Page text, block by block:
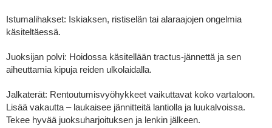
Istumalihakset: Iskiaksen, ristiselän tai alaraajojen ongelmia
käsiteltäessä.
Juoksijan polvi: Hoidossa käsitellään tractus-jännettä ja sen
aiheuttamia kipuja reiden ulkolaidalla.
Jalkaterät: Rentoutumisvyöhykkeet vaikuttavat koko vartaloon.
Lisää vakautta – laukaisee jännitteitä lantiolla ja luukalvoissa.
Tekee hyvää juoksuharjoituksen ja lenkin jälkeen.